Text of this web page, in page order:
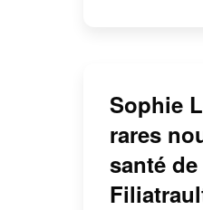
Sophie
rares
santé